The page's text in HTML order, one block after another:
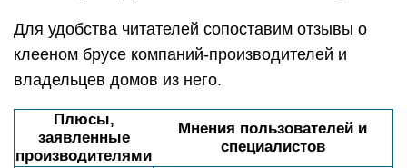
Для удобства читателей сопоставим отзывы о
клееном брусе компаний-производителей и
владельцев домов из него.
Плюсы,
заявленные
производителями
Мнения пользователей и
специалистов